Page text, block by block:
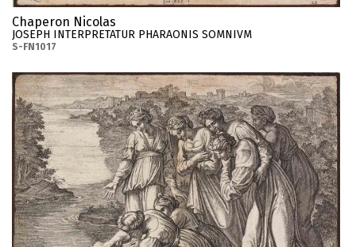
Chaperon Nicolas
JOSEPH INTERPRETATUR PHARAONIS SOMNIVM
S-FN1017